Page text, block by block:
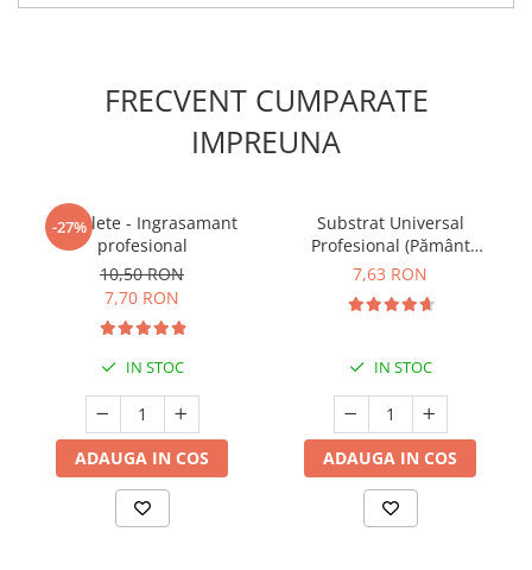
FRECVENT CUMPARATE
IMPREUNA
-27%
5 Tablete - Ingrasamant
profesional
10,50 RON
7,70 RON
IN STOC
ADAUGA IN COS
Substrat Universal
Profesional (Pământ
Premium) - 5 L
7,63 RON
IN STOC
ADAUGA IN COS